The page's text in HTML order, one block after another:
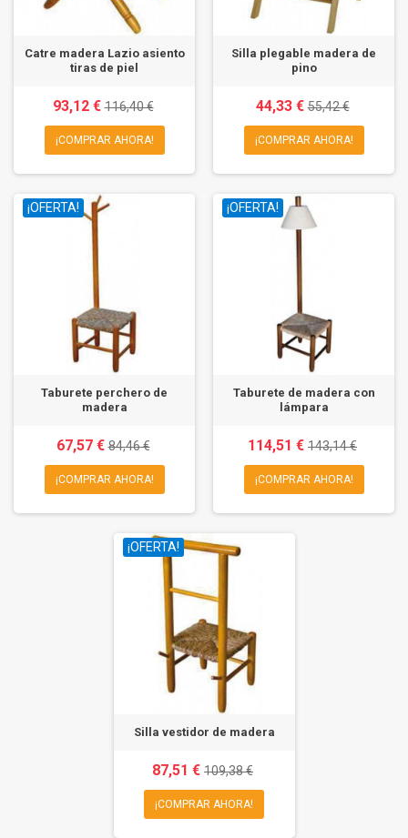
Catre madera Lazio asiento
tiras de piel
93,12 €116,40 €
¡COMPRAR AHORA!
Silla plegable madera de
pino
44,33 €55,42 €
¡COMPRAR AHORA!
¡OFERTA!
Taburete perchero de
madera
67,57 €84,46 €
¡COMPRAR AHORA!
¡OFERTA!
Taburete de madera con
lámpara
114,51 € 143,14 €
¡COMPRAR AHORA!
¡OFERTA!
Silla vestidor de madera
87,51 € 109,38 €
¡COMPRAR AHORA!